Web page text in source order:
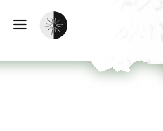
تفعيل الوضع المظلم